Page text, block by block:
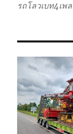
รถโลวเบท4เพ